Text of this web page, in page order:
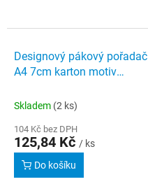
Designový pákový pořadač
A4 7cm karton motiv
Skladem (2 ks)
104 Kč bez DPH
125,84 Kč / ks
Do košíku